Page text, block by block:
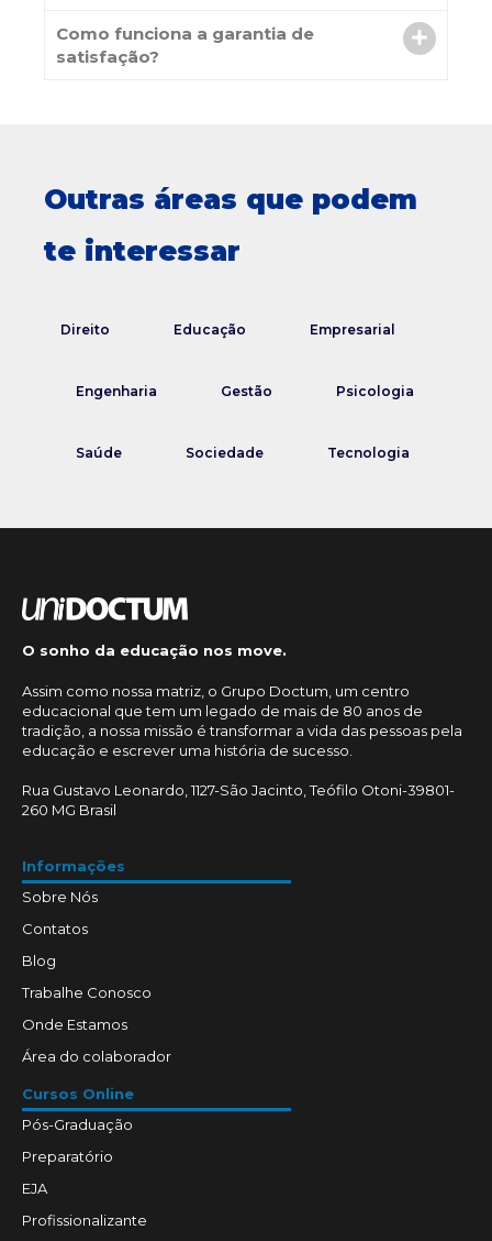
Como funciona a garantia de
satisfação?
Outras áreas que podem
te interessar
Direito Educação Empresarial
Engenharia Gestão Psicologia
Saúde Sociedade Tecnologia
O sonho da educação nos move.
Assim como nossa matriz, o Grupo Doctum, um centro
educacional que tem um legado de mais de 80 anos de
tradição, a nossa missão é transformar a vida das pessoas pela
educação e escrever uma história de sucesso.
Rua Gustavo Leonardo, 1127-São Jacinto, Teófilo Otoni-39801-
260 MG Brasil
Informações
Sobre Nós
Contatos
Blog
Trabalhe Conosco
Onde Estamos
Área do colaborador
Cursos Online
Pós-Graduação
Preparatório
EJA
Profissionalizante